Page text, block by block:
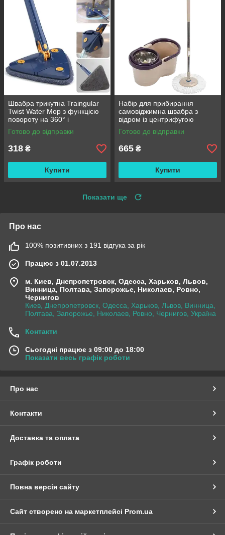
Швабра трикутна Traingular
Twist Water Mop з функцією
повороту на 360° і
віджиманням
Готово до відправки
318 ₴
Купити
Набір для прибирання
самовіджимна швабра з
відром із центрифугою
Rotating Mop 360 / Турбо
швабра
Готово до відправки
665 ₴
Купити
Показати ще
Про нас
100% позитивних з 191 відгука за рік
Працює з 01.07.2013
м. Киев, Днепропетровск, Одесса, Харьков, Львов,
Винница, Полтава, Запорожье, Николаев, Ровно,
Чернигов
Киев, Днепропетровск, Одесса, Харьков, Львов, Винница,
Полтава, Запорожье, Николаев, Ровно, Чернигов, Україна
Контакти
Сьогодні працює з 09:00 до 18:00
Показати весь графік роботи
Про нас
Контакти
Доставка та оплата
Графік роботи
Повна версія сайту
Сайт створено на маркетплейсі Prom.ua